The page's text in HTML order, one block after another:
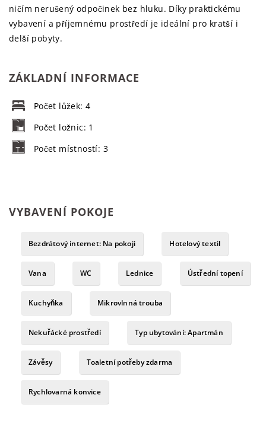
ničím nerušený odpočinek bez hluku. Díky praktickému
vybavení a příjemnému prostředí je ideální pro kratší i
delší pobyty.
ZÁKLADNÍ INFORMACE
Počet lůžek: 4
Počet ložnic: 1
Počet místností: 3
VYBAVENÍ POKOJE
Bezdrátový internet: Na pokoji Hotelový textil
Vana WC Lednice Ústřední topení
Kuchyňka Mikrovlnná trouba
Nekuřácké prostředí Typ ubytování: Apartmán
Závěsy Toaletní potřeby zdarma
Rychlovarná konvice